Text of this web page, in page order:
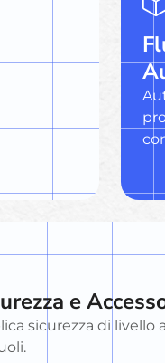
e
sicurezza di livello